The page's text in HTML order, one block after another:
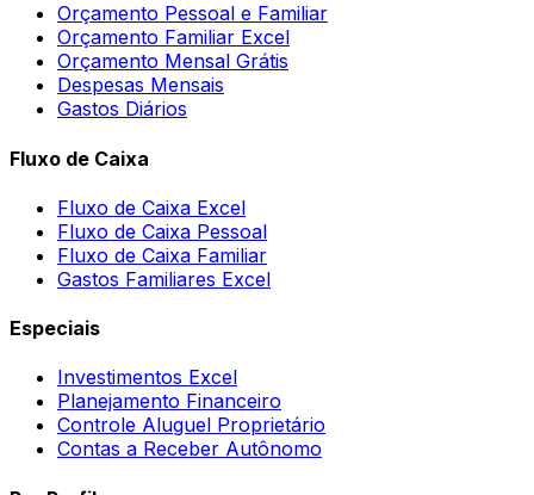
Orçamento Pessoal e Familiar
Orçamento Familiar Excel
Orçamento Mensal Grátis
Despesas Mensais
Gastos Diários
Fluxo de Caixa
Fluxo de Caixa Excel
Fluxo de Caixa Pessoal
Fluxo de Caixa Familiar
Gastos Familiares Excel
Especiais
Investimentos Excel
Planejamento Financeiro
Controle Aluguel Proprietário
Contas a Receber Autônomo